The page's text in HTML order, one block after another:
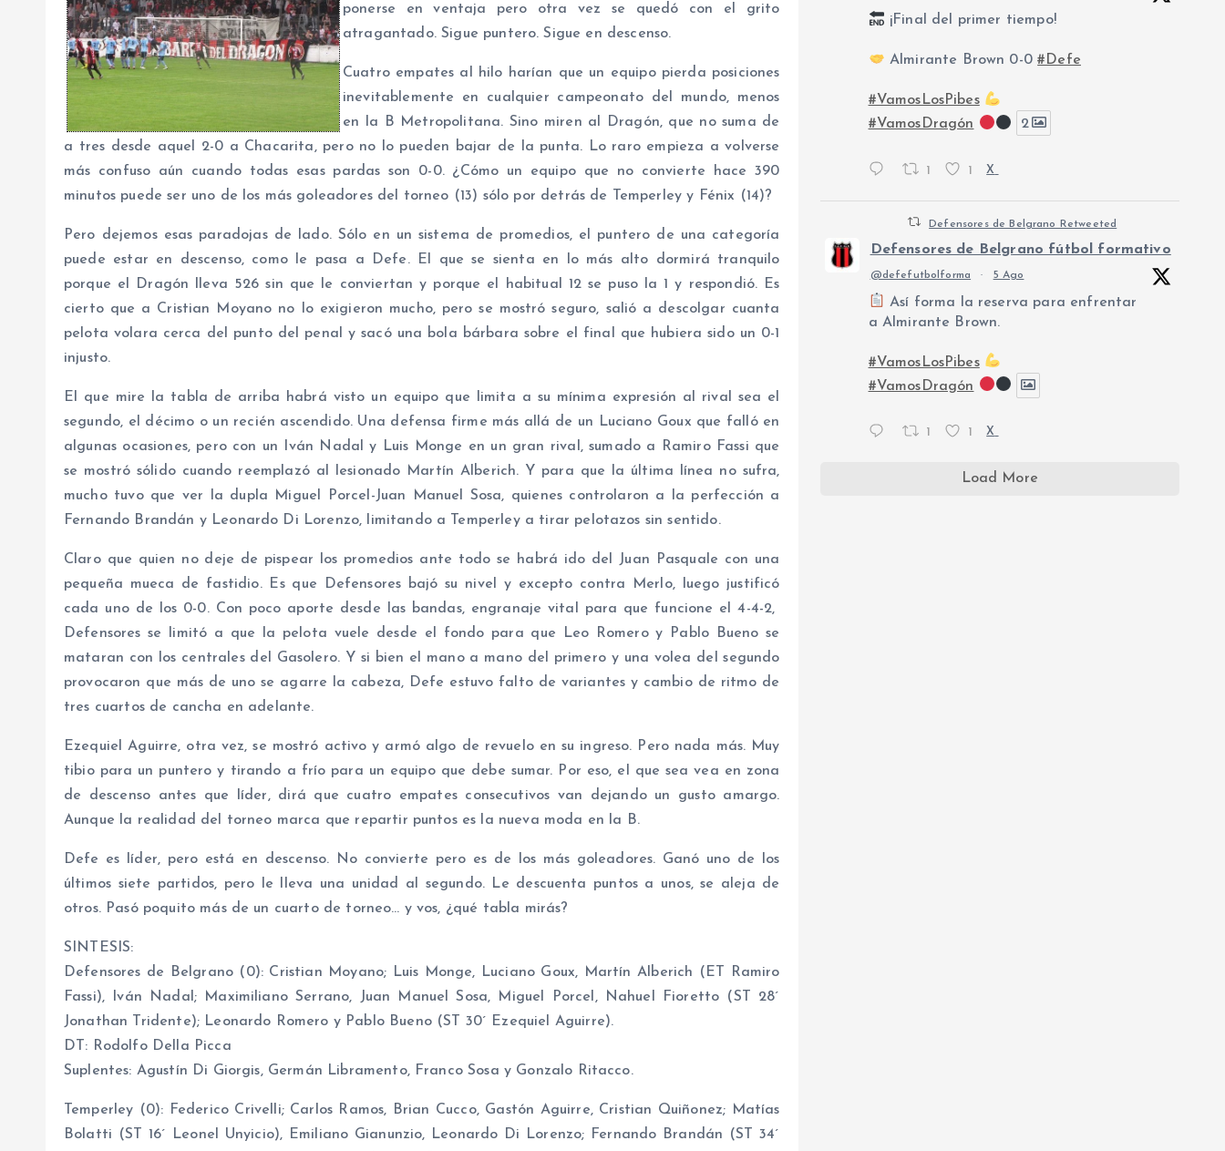
ponerse en ventaja pero otra vez se quedó con el grito
atragantado. Sigue puntero. Sigue en descenso.
Cuatro empates al hilo harían que un equipo pierda posiciones
inevitablemente en cualquier campeonato del mundo, menos
en la B Metropolitana. Sino miren al Dragón, que no suma de
a tres desde aquel 2-0 a Chacarita, pero no lo pueden bajar de la punta. Lo raro empieza a volverse
más confuso aún cuando todas esas pardas son 0-0. ¿Cómo un equipo que no convierte hace 390
minutos puede ser uno de los más goleadores del torneo (13) sólo por detrás de Temperley y Fénix (14)?
Pero dejemos esas paradojas de lado. Sólo en un sistema de promedios, el puntero de una categoría
puede estar en descenso, como le pasa a Defe. El que se sienta en lo más alto dormirá tranquilo
porque el Dragón lleva 526 sin que le conviertan y porque el habitual 12 se puso la 1 y respondió. Es
cierto que a Cristian Moyano no lo exigieron mucho, pero se mostró seguro, salió a descolgar cuanta
pelota volara cerca del punto del penal y sacó una bola bárbara sobre el final que hubiera sido un 0-1
injusto.
El que mire la tabla de arriba habrá visto un equipo que limita a su mínima expresión al rival sea el
segundo, el décimo o un recién ascendido. Una defensa firme más allá de un Luciano Goux que falló en
algunas ocasiones, pero con un Iván Nadal y Luis Monge en un gran rival, sumado a Ramiro Fassi que
se mostró sólido cuando reemplazó al lesionado Martín Alberich. Y para que la última línea no sufra,
mucho tuvo que ver la dupla Miguel Porcel-Juan Manuel Sosa, quienes controlaron a la perfección a
Fernando Brandán y Leonardo Di Lorenzo, limitando a Temperley a tirar pelotazos sin sentido.
Claro que quien no deje de pispear los promedios ante todo se habrá ido del Juan Pasquale con una
pequeña mueca de fastidio. Es que Defensores bajó su nivel y excepto contra Merlo, luego justificó
cada uno de los 0-0. Con poco aporte desde las bandas, engranaje vital para que funcione el 4-4-2,
Defensores se limitó a que la pelota vuele desde el fondo para que Leo Romero y Pablo Bueno se
mataran con los centrales del Gasolero. Y si bien el mano a mano del primero y una volea del segundo
provocaron que más de uno se agarre la cabeza, Defe estuvo falto de variantes y cambio de ritmo de
tres cuartos de cancha en adelante.
Ezequiel Aguirre, otra vez, se mostró activo y armó algo de revuelo en su ingreso. Pero nada más. Muy
tibio para un puntero y tirando a frío para un equipo que debe sumar. Por eso, el que sea vea en zona
de descenso antes que líder, dirá que cuatro empates consecutivos van dejando un gusto amargo.
Aunque la realidad del torneo marca que repartir puntos es la nueva moda en la B.
Defe es líder, pero está en descenso. No convierte pero es de los más goleadores. Ganó uno de los
últimos siete partidos, pero le lleva una unidad al segundo. Le descuenta puntos a unos, se aleja de
otros. Pasó poquito más de un cuarto de torneo… y vos, ¿qué tabla mirás?
SINTESIS:
Defensores de Belgrano (0): Cristian Moyano; Luis Monge, Luciano Goux, Martín Alberich (ET Ramiro
Fassi), Iván Nadal; Maximiliano Serrano, Juan Manuel Sosa, Miguel Porcel, Nahuel Fioretto (ST 28´
Jonathan Tridente); Leonardo Romero y Pablo Bueno (ST 30´ Ezequiel Aguirre).
DT: Rodolfo Della Picca
Suplentes: Agustín Di Giorgis, Germán Libramento, Franco Sosa y Gonzalo Ritacco.
Temperley (0): Federico Crivelli; Carlos Ramos, Brian Cucco, Gastón Aguirre, Cristian Quiñonez; Matías
Bolatti (ST 16´ Leonel Unyicio), Emiliano Gianunzio, Leonardo Di Lorenzo; Fernando Brandán (ST 34´
¡Final del primer tiempo!
Almirante Brown 0-0#Defe
#VamosLosPibes
#VamosDragón
2
1 1 X
Defensores de Belgrano Retweeted
Defensores de Belgrano fútbol formativo
@defefutbolforma · 5 Ago
Así forma la reserva para enfrentar
a Almirante Brown.
#VamosLosPibes
#VamosDragón
1 1 X
Load More